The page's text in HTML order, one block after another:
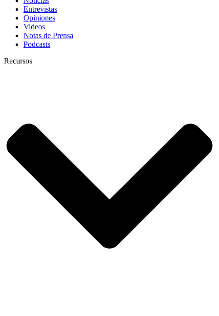
Entrevistas
Opiniones
Videos
Notas de Prensa
Podcasts
Recursos